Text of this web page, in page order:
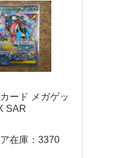
ード メガゲッ
SAR
在庫： 3370